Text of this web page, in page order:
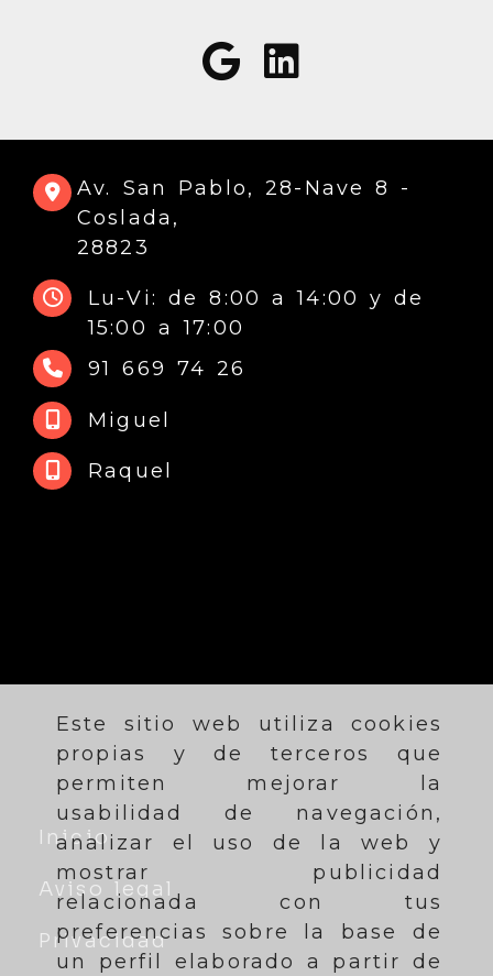
Este sitio web utiliza cookies
propias y de terceros que
permiten mejorar la
usabilidad de navegación,
analizar el uso de la web y
mostrar publicidad
relacionada con tus
preferencias sobre la base de
un perfil elaborado a partir de
Av. San Pablo, 28-Nave 8 -
Coslada,
28823
Lu-Vi: de 8:00 a 14:00 y de
15:00 a 17:00
91 669 74 26
Miguel
Raquel
Inicio
Aviso legal
Privacidad